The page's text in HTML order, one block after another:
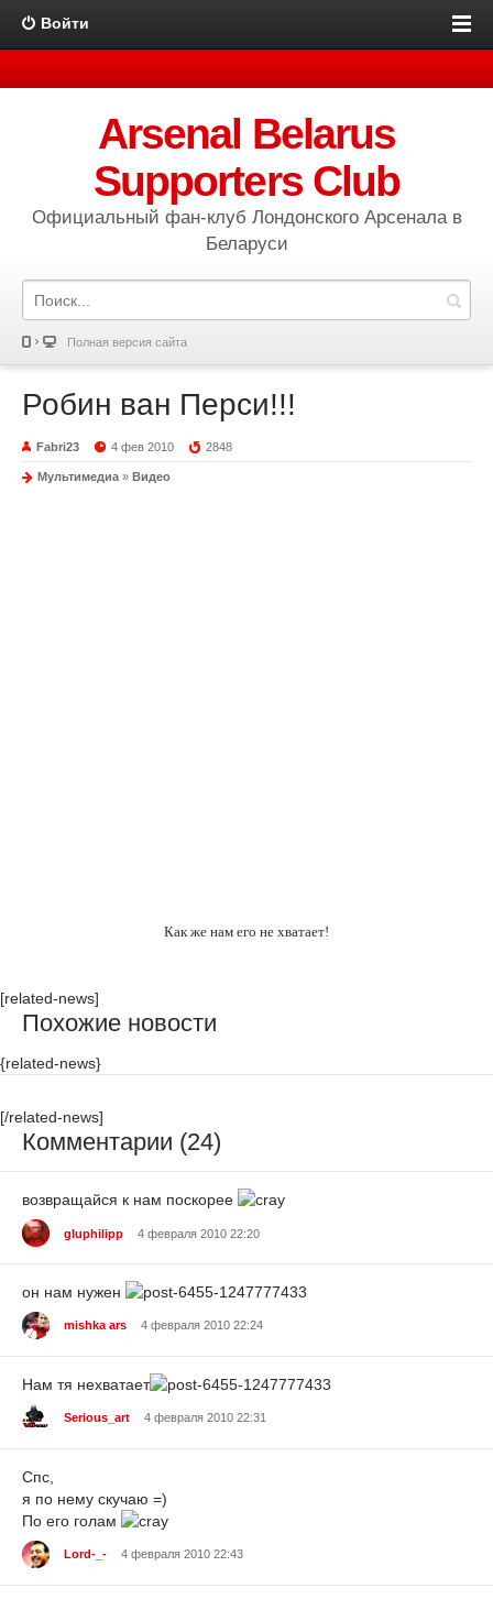
Войти
Arsenal Belarus
Supporters Club
Официальный фан-клуб Лондонского Арсенала в
Беларуси
Полная версия сайта
Робин ван Перси!!!
Fabri23 4 фев 2010 2848
Мультимедиа » Видео
Как же нам его не хватает!
[related-news]
Похожие новости
{related-news}
[/related-news]
Комментарии (24)
возвращайся к нам поскорее
gluphilipp 4 февраля 2010 22:20
он нам нужен
mishka ars 4 февраля 2010 22:24
Нам тя нехватает
Serious_art 4 февраля 2010 22:31
Спс,
я по нему скучаю =)
По его голам
Lord-_- 4 февраля 2010 22:43